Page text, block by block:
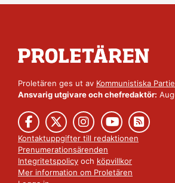
Proletären ges ut av Kommunistiska
Ansvarig utgivare och chefredaktör:
Kontaktuppgifter till redaktionen
Prenumerationsärenden
Integritetspolicy och köpvillkor
Mer information om Proletären